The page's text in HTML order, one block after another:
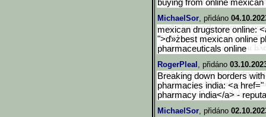
buying from online
MichaelSor, přidáno
mexican drugstore online:
">ď»żbest mexican online
pharmaceuticals online
RogerPleal , přidáno
Breaking down borders
pharmacies india: <a
pharmacy india</a> -
MichaelSor, přidáno